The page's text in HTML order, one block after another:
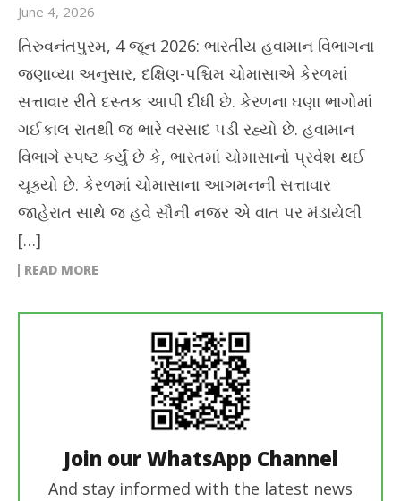
June 4, 2026
તિરુવનંતપુરમ, 4 જૂન 2026: ભારતીય હવામાન વિભાગના
જણાવ્યા અનુસાર, દક્ષિણ-પશ્ચિમ ચોમાસાએ કેરળમાં
સત્તાવાર રીતે દસ્તક આપી દીધી છે. કેરળના ઘણા ભાગોમાં
ગઈકાલ રાતથી જ ભારે વરસાદ પડી રહ્યો છે. હવામાન
વિભાગે સ્પષ્ટ કર્યું છે કે, ભારતમાં ચોમાસાનો પ્રવેશ થઈ
ચૂક્યો છે. કેરળમાં ચોમાસાના આગમનની સત્તાવાર
જાહેરાત સાથે જ હવે સૌની નજર એ વાત પર મંડાયેલી
[…]
READ MORE
Join our WhatsApp Channel
And stay informed with the latest news